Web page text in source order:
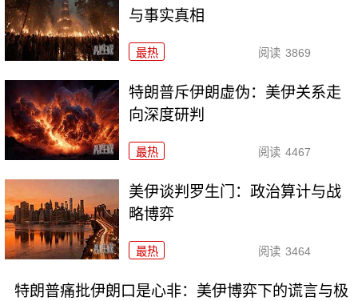
与事实真相
最热 阅读 3869
特朗普斥伊朗虚伪：美伊关系走
向深度研判
最热 阅读 4467
美伊谈判罗生门：政治算计与战
略博弈
最热 阅读 3464
特朗普痛批伊朗口是心非：美伊博弈下的谎言与极